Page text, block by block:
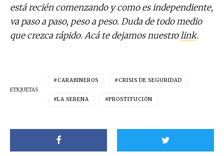
está recién comenzando y como es independiente,
va paso a paso, peso a peso. Duda de todo medio
que crezca rápido. Acá te dejamos nuestrolink.
ETIQUETAS
CARABINEROS CRISIS DE SEGURIDAD
LA SERENA PROSTITUCIÓN